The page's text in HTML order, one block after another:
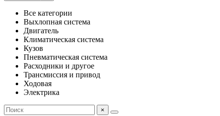
Все категории
Выхлопная система
Двигатель
Климатическая система
Кузов
Пневматическая система
Расходники и другое
Трансмиссия и привод
Ходовая
Электрика
×